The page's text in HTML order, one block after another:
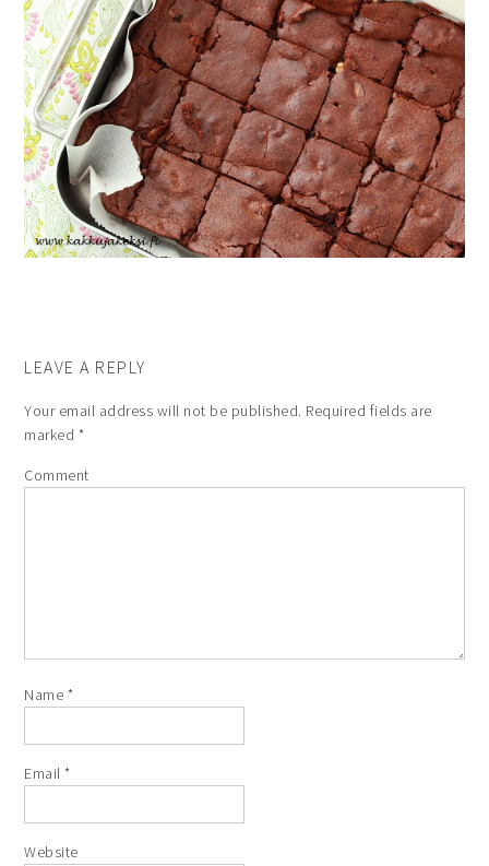
LEAVE A REPLY
Your email address will not be published. Required fields are
marked *
Comment
Name *
Email*
Website